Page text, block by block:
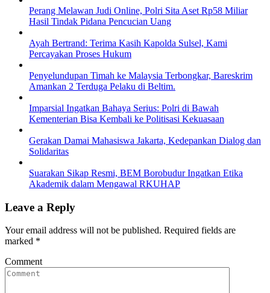
Perang Melawan Judi Online, Polri Sita Aset Rp58 Miliar
Hasil Tindak Pidana Pencucian Uang
Ayah Bertrand: Terima Kasih Kapolda Sulsel, Kami
Percayakan Proses Hukum
Penyelundupan Timah ke Malaysia Terbongkar, Bareskrim
Amankan 2 Terduga Pelaku di Beltim.
Imparsial Ingatkan Bahaya Serius: Polri di Bawah
Kementerian Bisa Kembali ke Politisasi Kekuasaan
Gerakan Damai Mahasiswa Jakarta, Kedepankan Dialog dan
Solidaritas
Suarakan Sikap Resmi, BEM Borobudur Ingatkan Etika
Akademik dalam Mengawal RKUHAP
Leave a Reply
Your email address will not be published. Required fields are
marked *
Comment